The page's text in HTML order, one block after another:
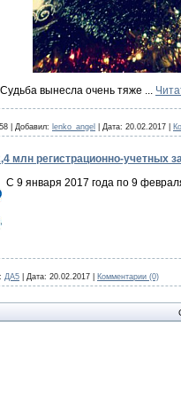
вынесла очень тяже
Добавил: lenko_angel Дата: 20.02.2017
млн регистрационно-учетных
С 9 января 2017 года по 9
ДА5 Дата: 20.02.2017 Комментарии (0)